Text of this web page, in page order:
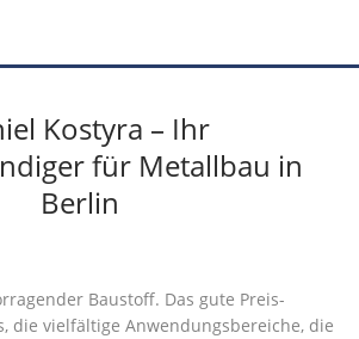
Kostyra – Ihr
für Metallbau in
Berlin
Baustoff. Das gute Preis-
die vielfältige Anwendungsbereiche, die